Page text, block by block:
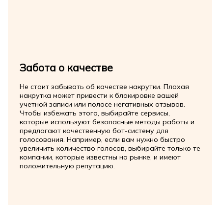
Забота о качестве
Не стоит забывать об качестве накрутки. Плохая
накрутка может привести к блокировке вашей
учетной записи или полосе негативных отзывов.
Чтобы избежать этого, выбирайте сервисы,
которые используют безопасные методы работы и
предлагают качественную бот-систему для
голосования. Например, если вам нужно быстро
увеличить количество голосов, выбирайте только те
компании, которые известны на рынке, и имеют
положительную репутацию.